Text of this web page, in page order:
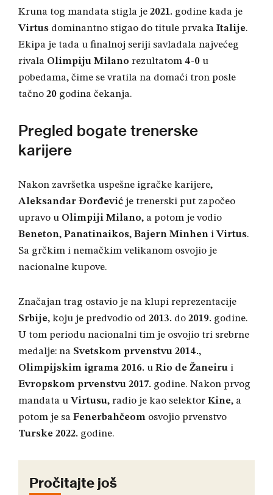
Kruna tog mandata stigla je 2021. godine kada je
Virtus dominantno stigao do titule prvaka Italije.
Ekipa je tada u finalnoj seriji savladala najvećeg
rivala Olimpiju Milano rezultatom 4-0 u
pobedama, čime se vratila na domaći tron posle
tačno 20 godina čekanja.
Pregled bogate trenerske
karijere
Nakon završetka uspešne igračke karijere,
Aleksandar Đorđević je trenerski put započeo
upravo u Olimpiji Milano, a potom je vodio
Beneton, Panatinaikos, Bajern Minhen i Virtus.
Sa grčkim i nemačkim velikanom osvojio je
nacionalne kupove.
Značajan trag ostavio je na klupi reprezentacije
Srbije, koju je predvodio od 2013. do 2019. godine.
U tom periodu nacionalni tim je osvojio tri srebrne
medalje: na Svetskom prvenstvu 2014.,
Olimpijskim igrama 2016. u Rio de Žaneiru i
Evropskom prvenstvu 2017. godine. Nakon prvog
mandata u Virtusu, radio je kao selektor Kine, a
potom je sa Fenerbahčeom osvojio prvenstvo
Turske 2022. godine.
Pročitajte još